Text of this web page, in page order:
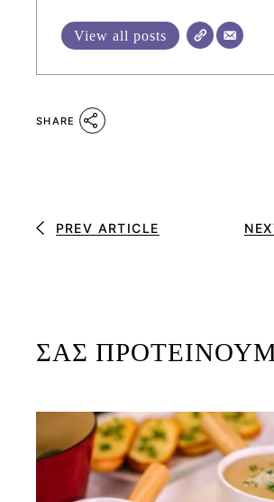
View all posts
SHARE
PREV ARTICLE
ΣΑΣ